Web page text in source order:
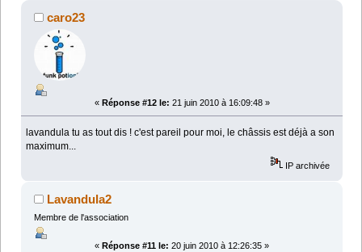
caro23
« Réponse #12 le: 21 juin 2010 à 16:09:48 »
lavandula tu as tout dis ! c'est pareil pour moi, le châssis est déjà a son
maximum...
IP archivée
Lavandula2
Membre de l'association
« Réponse #11 le: 20 juin 2010 à 12:26:35 »